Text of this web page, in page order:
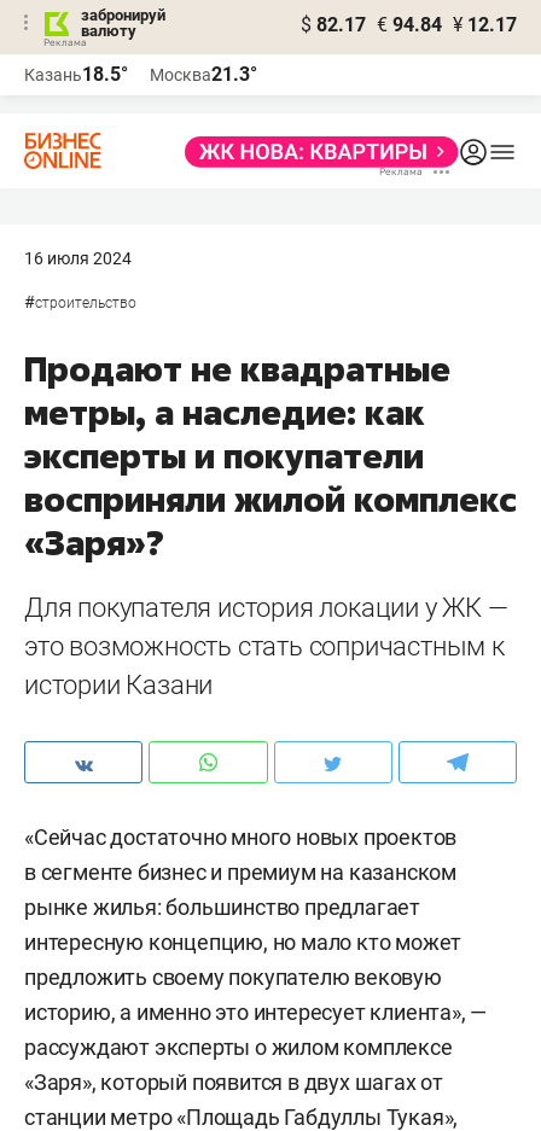
забронируй
валюту
$ 82.17 € 94.84 ¥ 12.17
Казань18.5° Москва21.3°
16 июля 2024
#строительство
Продают не квадратные
метры, а наследие: как
эксперты и покупатели
восприняли жилой комплекс
«Заря»?
Для покупателя история локации у ЖК —
это возможность стать сопричастным к
истории Казани
«Сейчас достаточно много новых проектов
в сегменте бизнес и премиум на казанском
рынке жилья: большинство предлагает
интересную концепцию, но мало кто может
предложить своему покупателю вековую
историю, а именно это интересует клиента», —
рассуждают эксперты о жилом комплексе
«Заря», который появится в двух шагах от
станции метро «Площадь Габдуллы Тукая»,